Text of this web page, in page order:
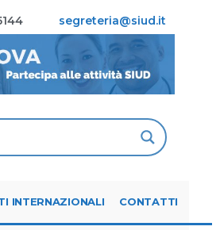
segreteria@siud.it
INTERNAZIONALI CONTATTI